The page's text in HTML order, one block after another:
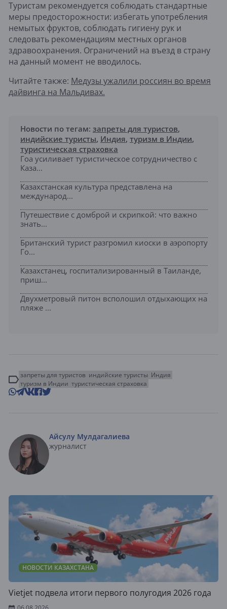
Туристам рекомендуется соблюдать стандартные
меры предосторожности: избегать употребления
немытых фруктов, соблюдать гигиену рук и
следовать рекомендациям местных органов
здравоохранения. Ограничений на въезд в страну
на данный момент не вводилось.
Читайте также: Медузы ужалили россиян во время
дайвинга на Мальдивах.
Новости по тегам: запреты для туристов,
индийские туристы, Индия, туризм в Индии,
туристическая страховка
Гоа усиливает туристическое сотрудничество с
Каза...
Казахстанская культура представлена на
международ...
Путешествие с домброй и скрипкой: что важно
знать...
Британский турист разгромил киоски в аэропорту
Го...
Казахстанец, госпитализированный в Таиланде,
приш...
Двухметровый питон всполошил отдыхающих на
пляже ...
запреты для туристов индийские туристы Индия
туризм в Индии туристическая страховка
Айсулу Мулдагалиева
журналист
НОВОСТИ КАЗАХСТАНА
Vietjet подвела итоги первого полугодия 2026 года